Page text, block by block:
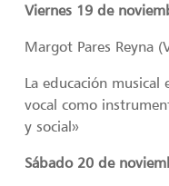
Viernes 19 de
Margot Pares Reyna
La educación musical
vocal como
y social»
Sábado 20 de